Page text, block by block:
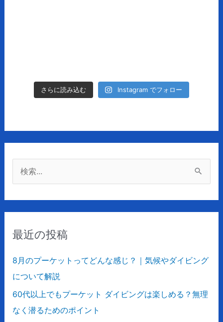
さらに読み込む Instagram でフォロー
:最近の投稿
8月のプーケットってどんな感じ？｜気候やダイビング
について解説
60代以上でもプーケット ダイビングは楽しめる？無理
なく潜るためのポイント